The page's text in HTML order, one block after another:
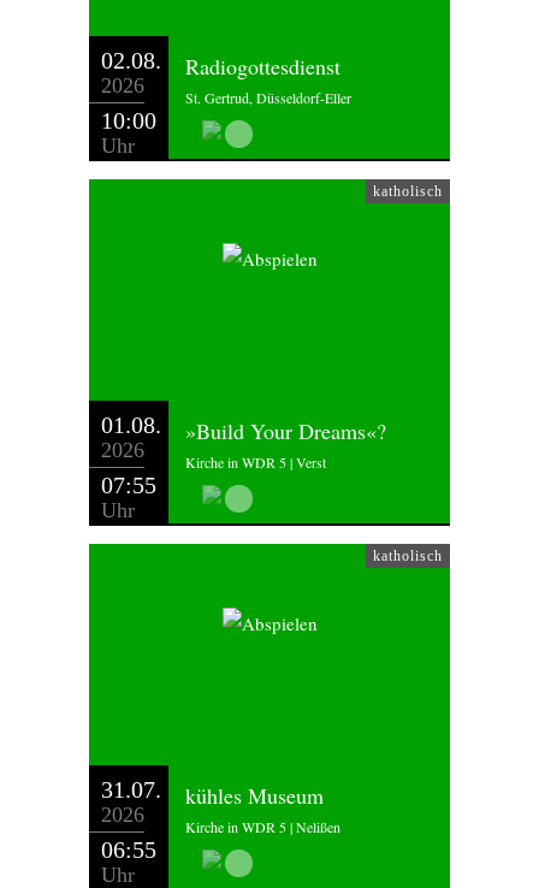
02.08.
2026
10:00
Uhr
Radiogottesdienst
St. Gertrud, Düsseldorf-Eller
katholisch
01.08.
2026
07:55
Uhr
»Build Your Dreams«?
Kirche in WDR 5 | Verst
katholisch
31.07.
2026
06:55
Uhr
kühles Museum
Kirche in WDR 5 | Nelißen